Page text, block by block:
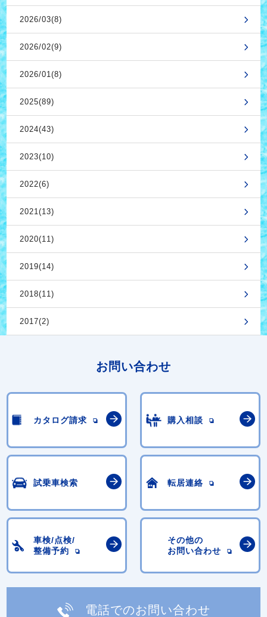
2026/03(8)
2026/02(9)
2026/01(8)
2025(89)
2024(43)
2023(10)
2022(6)
2021(13)
2020(11)
2019(14)
2018(11)
2017(2)
お問い合わせ
カタログ請求 購入相談
試乗車検索 転居連絡
車検/点検/
整備予約
その他の
お問い合わせ
電話でのお問い合わせ